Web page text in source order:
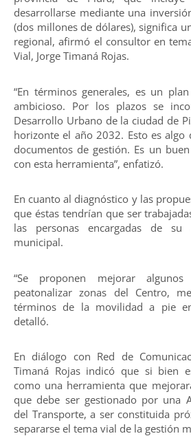
desarrollarse mediante una
(dos millones de dólares), significa
regional, afirmó el consultor en
Vial, Jorge Timaná Rojas.
“En términos generales, es un
ambicioso. Por los plazos se
Desarrollo Urbano de la ciudad de
horizonte el año 2032. Esto es
documentos de gestión. Es un
con esta herramienta”, enfatizó.
En cuanto al diagnóstico y las
que éstas tendrían que ser
las personas encargadas de su
municipal.
“Se proponen mejorar algunos
peatonalizar zonas del Centro,
términos de la movilidad a pie
detalló.
En diálogo con Red de
Timaná Rojas indicó que si bien
como una herramienta que
que debe ser gestionado por una
del Transporte, a ser constituida
separarse el tema vial de la gestión